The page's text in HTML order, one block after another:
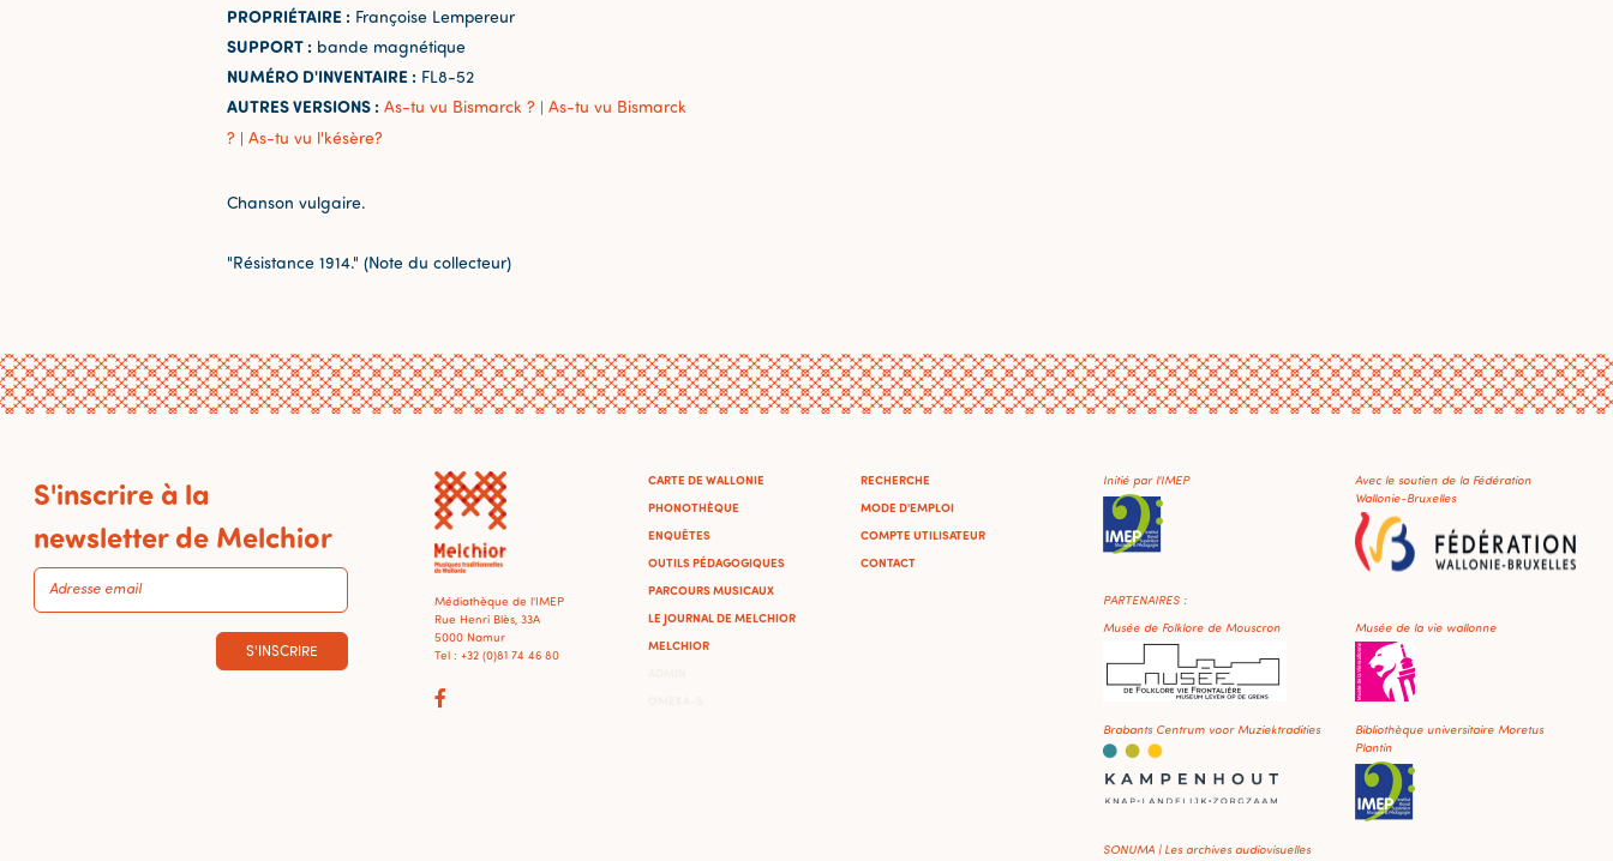
PROPRIÉTAIRE : Françoise Lempereur
SUPPORT : bande magnétique
NUMÉRO D'INVENTAIRE : FL8-52
AUTRES VERSIONS : As-tu vu Bismarck ? | As-tu vu Bismarck
? | As-tu vu l'késère?
Chanson vulgaire.
"Résistance 1914." (Note du collecteur)
S'inscrire à la
newsletter de Melchior
S'INSCRIRE
Médiathèque de l'IMEP
Rue Henri Blès, 33A
5000 Namur
Tel : +32 (0)81 74 46 80
CARTE DE WALLONIE
PHONOTHÈQUE
ENQUÊTES
OUTILS PÉDAGOGIQUES
PARCOURS MUSICAUX
LE JOURNAL DE MELCHIOR
MELCHIOR
RECHERCHE
MODE D'EMPLOI
COMPTE UTILISATEUR
CONTACT
Initié par l'IMEP
Avec le soutien de la Fédération
Wallonie-Bruxelles
PARTENAIRES :
Musée de Folklore de Mouscron
Musée de la vie wallonne
Brabants Centrum voor Muziektradities
Bibliothèque universitaire Moretus
Plantin
SONUMA | Les archives audiovisuelles